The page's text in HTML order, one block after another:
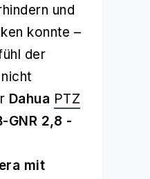
und
konnte –
der
Dahua PTZ
GNR 2,8 -
mit